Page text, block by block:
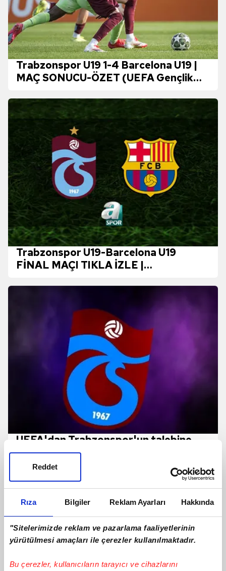
Rıza Bilgiler Reklam Ayarları Hakkında
"Sitelerimizde reklam ve pazarlama faaliyetlerinin
yürütülmesi amaçları ile çerezler kullanılmaktadır.
Bu çerezler, kullanıcıların tarayıcı ve cihazlarını
Reddet
Trabzonspor U19 1-4 Barcelona U19 |
MAÇ SONUCU-ÖZET (UEFA Gençlik
Trabzonspor U19-Barcelona U19
FİNAL MAÇI TIKLA İZLE |
saat kaçta ve hangi kanalda?
UEFA'dan Trabzonspor'un talebine
ret!